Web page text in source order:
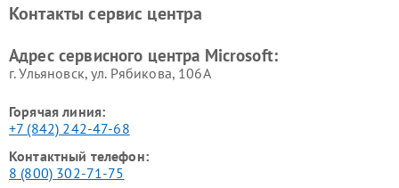
Контакты сервис центра
Адрес сервисного центра Microsoft:
г. Ульяновск, ул. Рябикова, 106А
Горячая линия:
+7 (842) 242-47-68
Контактный телефон:
8 (800) 302-71-75